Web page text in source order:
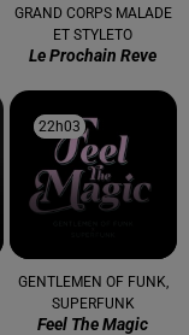
GRAND CORPS MALADE
ET STYLETO
Le Prochain Reve
22h03
22h03
GENTLEMEN OF FUNK,
SUPERFUNK
Feel The Magic